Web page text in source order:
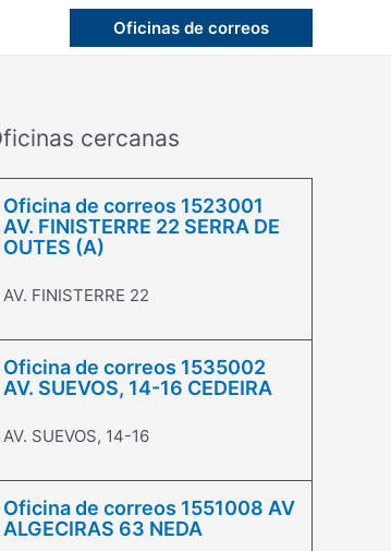
Oficinas de correos
cercanas
Oficina de correos 1523001
AV. FINISTERRE 22 SERRA DE
OUTES (A)
AV. FINISTERRE 22
Oficina de correos 1535002
AV. SUEVOS, 14-16 CEDEIRA
AV. SUEVOS, 14-16
Oficina de correos 1551008 AV
ALGECIRAS 63 NEDA